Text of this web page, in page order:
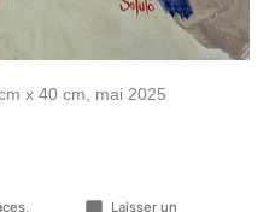
x 40 cm, mai 2025
Laisser un